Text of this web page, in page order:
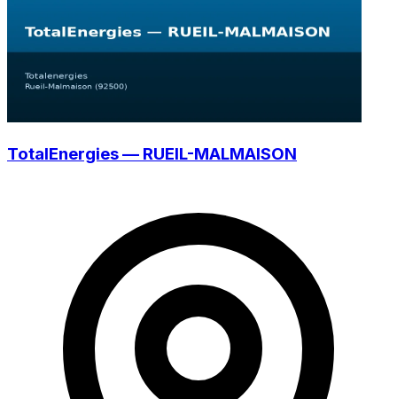
TotalEnergies — RUEIL-MALMAISON